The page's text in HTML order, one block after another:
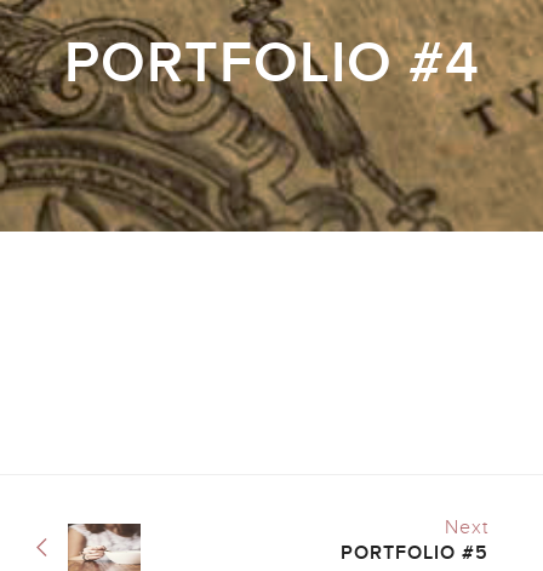
PORTFOLIO #4
Next
PORTFOLIO #5